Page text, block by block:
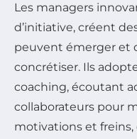
Les managers
d’initiative, créent
peuvent émerger et
concrétiser. Ils
coaching, écoutant
collaborateurs pour
motivations et